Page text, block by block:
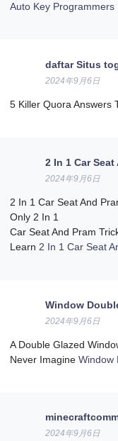
Auto Key Programmers
daftar Situs
2024年9月6日
5 Killer Quora Answers
2 In 1 Car Seat
2024年9月6日
2 In 1 Car Seat And
Only 2 In 1
Car Seat And Pram
Learn 2 In 1 Car Seat
Window
2024年9月6日
A Double Glazed
Never ImagineWindow
2024年9月6日